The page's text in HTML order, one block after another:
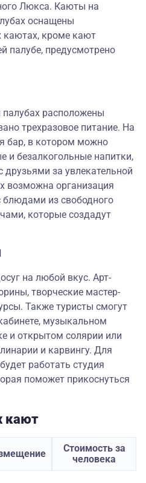
Люкса. Каюты на
оснащены
каютах, кроме кают
палубе, предусмотрено
расположены
трехразовое питание. На
бар, в котором можно
и безалкогольные напитки,
друзьями за увлекательной
возможна организация
блюдами из свободного
которые создадут
на любой вкус. Арт-
творческие мастер-
Также туристы смогут
музыкальном
и открытом солярии или
и карвингу. Для
работать студия
поможет прикоснуться
кают
Стоимость за
человека